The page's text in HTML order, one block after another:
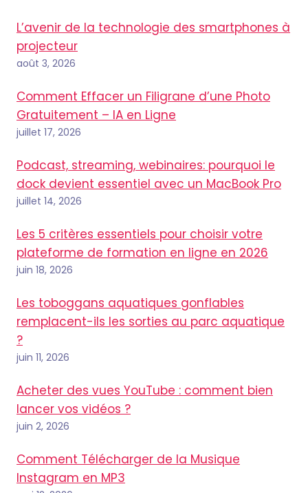
L’avenir de la technologie des smartphones à
projecteur
août 3, 2026
Comment Effacer un Filigrane d’une Photo
Gratuitement – IA en Ligne
juillet 17, 2026
Podcast, streaming, webinaires: pourquoi le
dock devient essentiel avec un MacBook Pro
juillet 14, 2026
Les 5 critères essentiels pour choisir votre
plateforme de formation en ligne en 2026
juin 18, 2026
Les toboggans aquatiques gonflables
remplacent-ils les sorties au parc aquatique
?
juin 11, 2026
Acheter des vues YouTube : comment bien
lancer vos vidéos ?
juin 2, 2026
Comment Télécharger de la Musique
Instagram en MP3